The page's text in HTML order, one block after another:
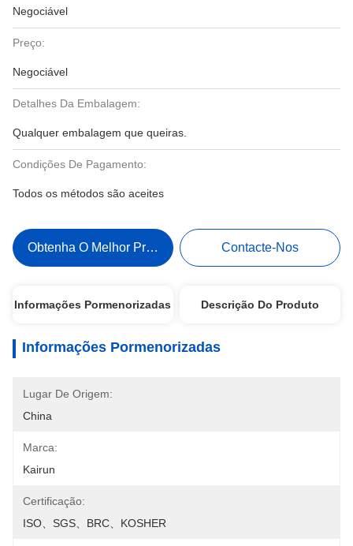
Negociável
Preço:
Negociável
Detalhes Da Embalagem:
Qualquer embalagem que queiras.
Condições De Pagamento:
Todos os métodos são aceites
Obtenha O Melhor Preço Contacte-Nos
Informações Pormenorizadas Descrição Do Produto
Informações Pormenorizadas
Lugar De Origem:
China
Marca:
Kairun
Certificação:
ISO、SGS、BRC、KOSHER